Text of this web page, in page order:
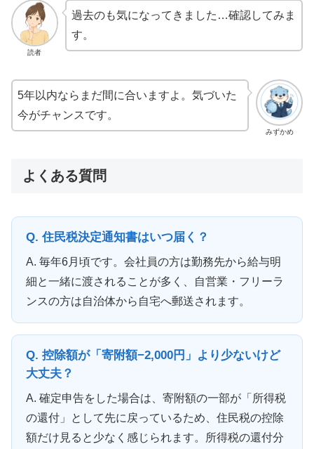
読者
過去のも気になってきました…確認してみま
す。
みずかめ
5年以内ならまだ間に合いますよ。気づいた
今がチャンスです。
よくある質問
Q. 住民税決定通知書はいつ届く？
A. 毎年6月頃です。会社員の方は勤務先から給与明
細と一緒に渡されることが多く、自営業・フリーラ
ンスの方は自治体から自宅へ郵送されます。
Q. 控除額が「寄附額−2,000円」より少ないけど
大丈夫？
A. 確定申告をした場合は、寄附額の一部が「所得税
の還付」として先に戻っているため、住民税の控除
額だけ見ると少なく感じられます。所得税の還付分